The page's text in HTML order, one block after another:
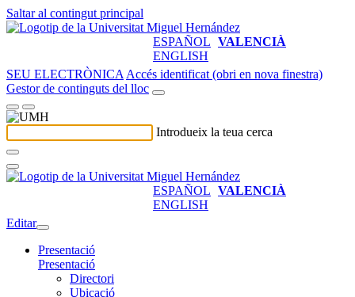
Saltar al contingut principal
ESPAÑOL VALENCIÀ
ENGLISH
SEU ELECTRÒNICA Accés identificat (obri en nova finestra)
Gestor de continguts del lloc
Introdueix la teua cerca
ESPAÑOL VALENCIÀ
ENGLISH
Editar
Presentació
Presentació
Directori
Ubicació